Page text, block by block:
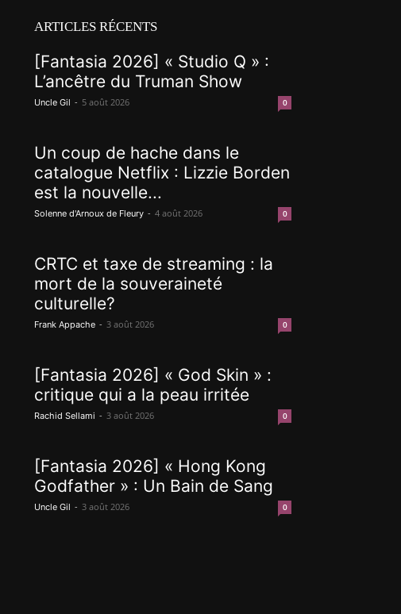
ARTICLES RÉCENTS
[Fantasia 2026] « Studio Q » :
L’ancêtre du Truman Show
Uncle Gil - 5 août 2026 0
Un coup de hache dans le
catalogue Netflix : Lizzie Borden
est la nouvelle...
Solenne d'Arnoux de Fleury - 4 août 2026 0
CRTC et taxe de streaming : la
mort de la souveraineté
culturelle?
Frank Appache - 3 août 2026 0
[Fantasia 2026] « God Skin » :
critique qui a la peau irritée
Rachid Sellami - 3 août 2026 0
[Fantasia 2026] « Hong Kong
Godfather » : Un Bain de Sang
Uncle Gil - 3 août 2026 0